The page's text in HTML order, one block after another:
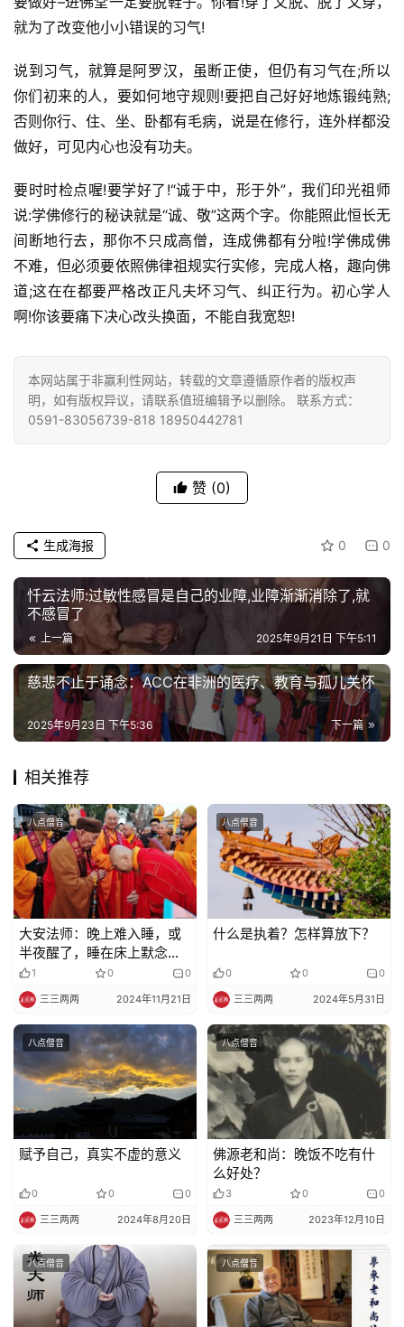
资
讯
点
僧
音
高
僧
访
心
乐
题
公
益
慈
善
佛
人
寺
院
巡
礼
视
频
纪
佛
教
艺
术
策
法
免
责
登录 注册
就为了改变他小小错误的习气!
说到习气，就算是阿罗汉，虽断正使，但仍有习气在;所以
你们初来的人，要如何地守规则!要把自己好好地炼锻纯熟;
否则你行、住、坐、卧都有毛病，说是在修行，连外样都没
做好，可见内心也没有功夫。
要时时检点喔!要学好了!“诚于中，形于外”，我们印光祖师
说:学佛修行的秘诀就是“诚、敬”这两个字。你能照此恒长无
间断地行去，那你不只成高僧，连成佛都有分啦!学佛成佛
不难，但必须要依照佛律祖规实行实修，完成人格，趣向佛
道;这在在都要严格改正凡夫坏习气、纠正行为。初心学人
啊!你该要痛下决心改头换面，不能自我宽恕!
本网站属于非赢利性网站，转载的文章遵循原作者的版权声
明，如有版权异议，请联系值班编辑予以删除。 联系方式：
0591-83056739-818 18950442781
赞 (0)
0 0
生成海报
忏云法师:过敏性感冒是自己的业障,业障渐渐消除了,就
不感冒了
上一篇 2025年9月21日 下午5:11
慈悲不止于诵念：ACC在非洲的医疗、教育与孤儿关怀​​
下一篇
2025年9月23日 下午5:36
相关推荐
八点僧音
大安法师：晚上难入睡，或
半夜醒了，睡在床上默念佛
号，这合法吗？
1 0 0
三三两两 2024年11月21日
八点僧音
什么是执着？怎样算放下？
0 0 0
三三两两 2024年5月31日
八点僧音
赋予自己，真实不虚的意义
0 0 0
三三两两 2024年8月20日
八点僧音
佛源老和尚：晚饭不吃有什
么好处？
3 0 0
三三两两 2023年12月10日
八点僧音 八点僧音